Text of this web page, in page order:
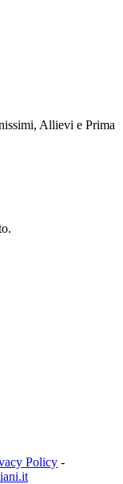
Allievi e Prima
Policy -